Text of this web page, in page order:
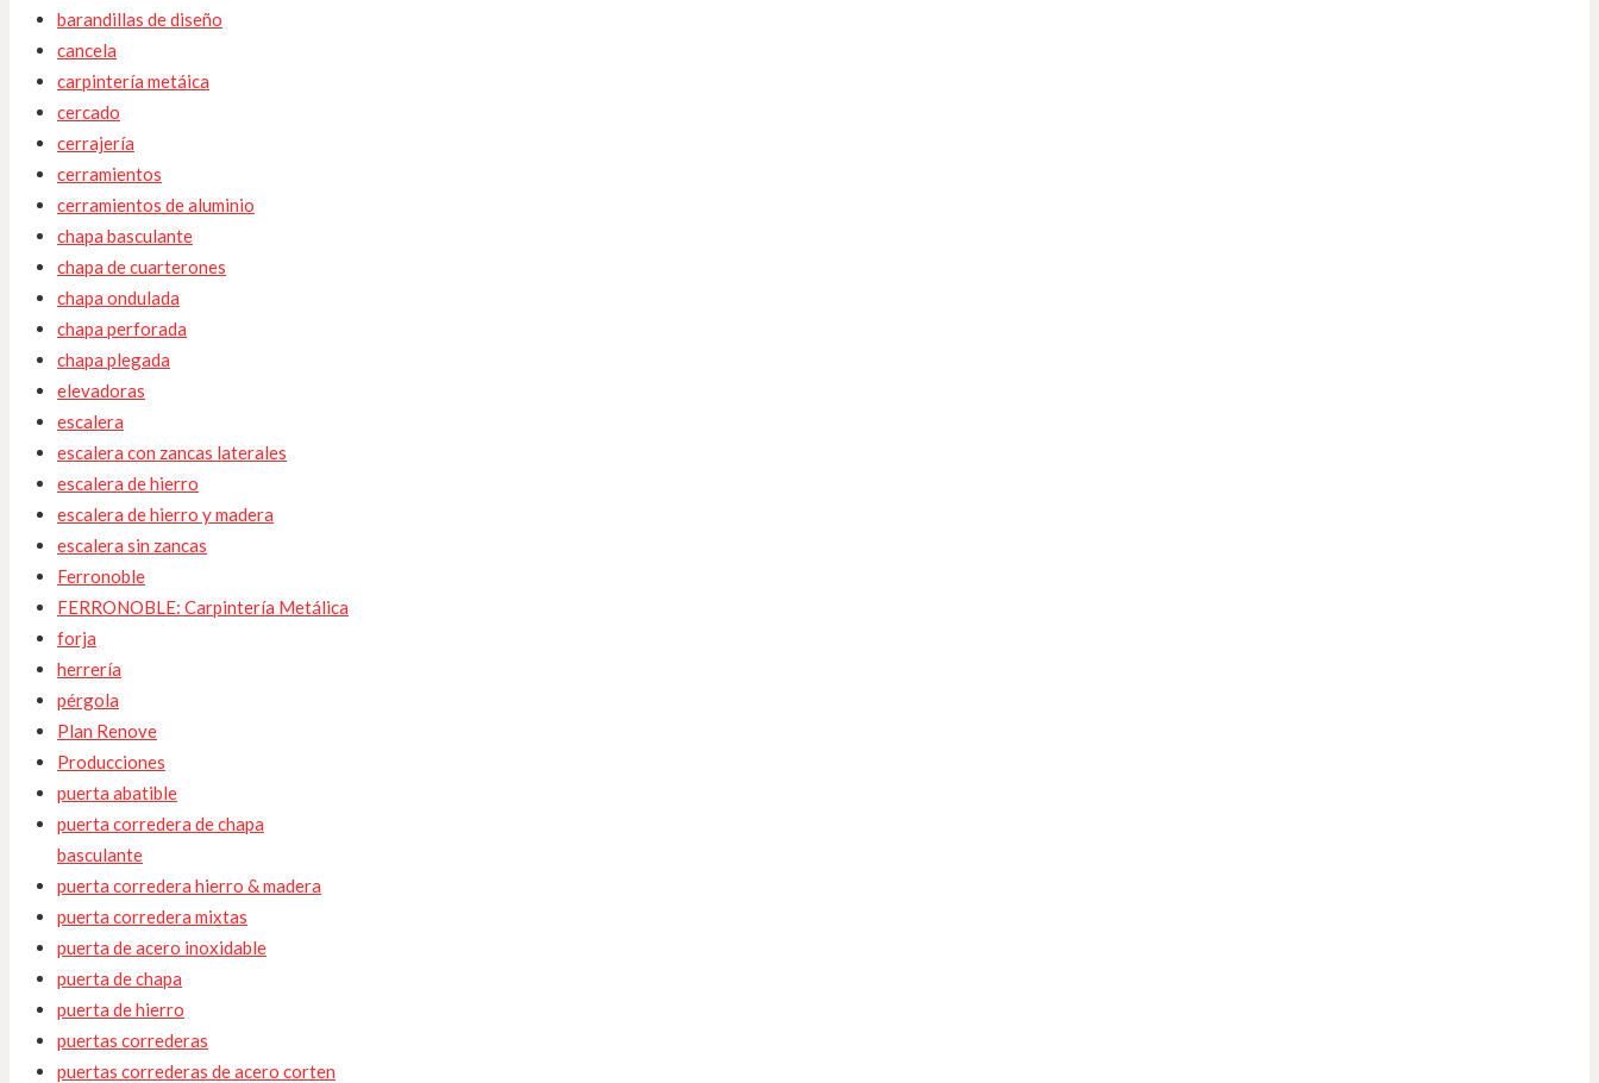
barandillas de diseño
cancela
carpintería metáica
cercado
cerrajería
cerramientos
cerramientos de aluminio
chapa basculante
chapa de cuarterones
chapa ondulada
chapa perforada
chapa plegada
elevadoras
escalera
escalera con zancas laterales
escalera de hierro
escalera de hierro y madera
escalera sin zancas
Ferronoble
FERRONOBLE: Carpintería Metálica
forja
herrería
pérgola
Plan Renove
Producciones
puerta abatible
puerta corredera de chapa
basculante
puerta corredera hierro & madera
puerta corredera mixtas
puerta de acero inoxidable
puerta de chapa
puerta de hierro
puertas correderas
puertas correderas de acero corten